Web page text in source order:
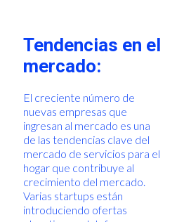
Tendencias en el
mercado:
El creciente número de
nuevas empresas que
ingresan al mercado es una
de las tendencias clave del
mercado de servicios para el
hogar que contribuye al
crecimiento del mercado.
Varias startups están
introduciendo ofertas